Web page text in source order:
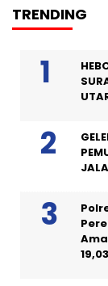
TRENDING